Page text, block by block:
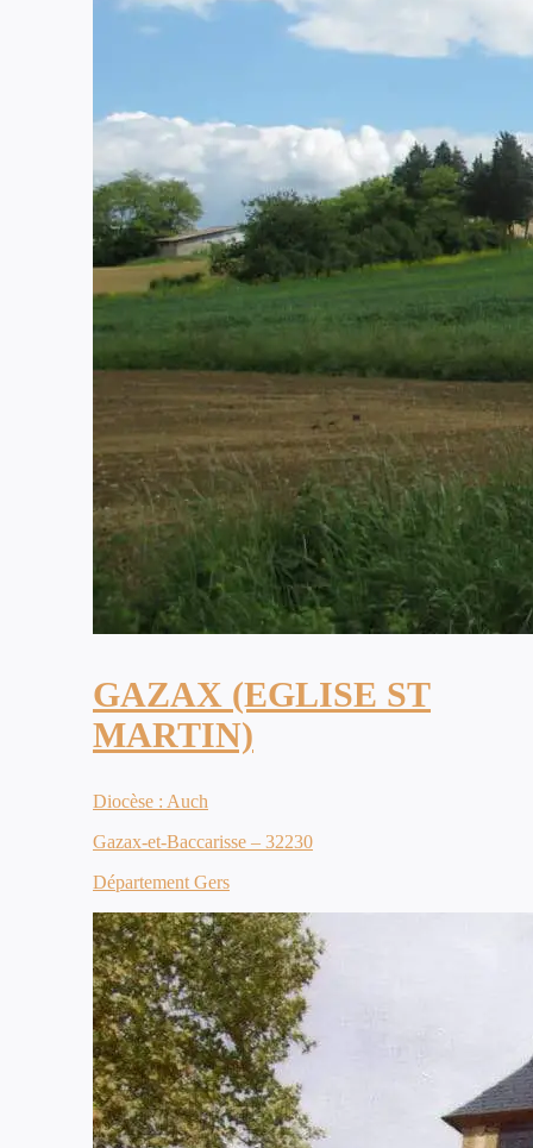
GAZAX (EGLISE ST
MARTIN)
Diocèse : Auch
Gazax-et-Baccarisse – 32230
Département Gers